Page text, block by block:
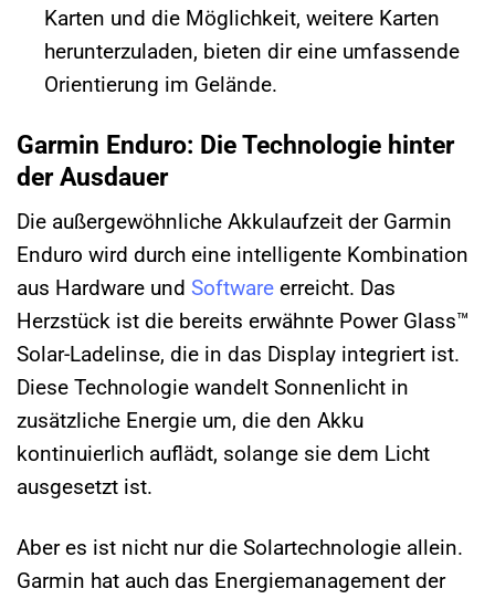
Karten und die Möglichkeit, weitere Karten
herunterzuladen, bieten dir eine umfassende
Orientierung im Gelände.
Garmin Enduro: Die Technologie hinter
der Ausdauer
Die außergewöhnliche Akkulaufzeit der Garmin
Enduro wird durch eine intelligente Kombination
aus Hardware und Software erreicht. Das
Herzstück ist die bereits erwähnte Power Glass™
Solar-Ladelinse, die in das Display integriert ist.
Diese Technologie wandelt Sonnenlicht in
zusätzliche Energie um, die den Akku
kontinuierlich auflädt, solange sie dem Licht
ausgesetzt ist.
Aber es ist nicht nur die Solartechnologie allein.
Garmin hat auch das Energiemanagement der